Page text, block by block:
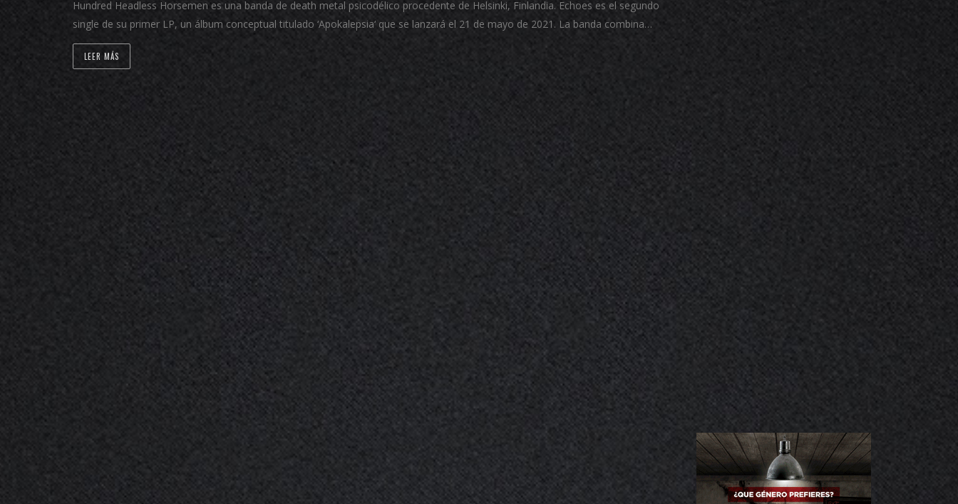
Hundred Headless Horsemen es una banda de death metal psicodélico procedente de Helsinki, Finlandia. Echoes es el segundo
single de su primer LP, un álbum conceptual titulado ‘Apokalepsia‘ que se lanzará el 21 de mayo de 2021. La banda combina…
LEER MÁS